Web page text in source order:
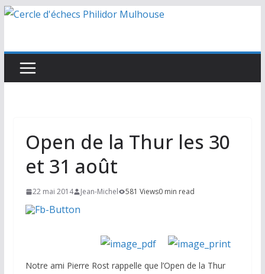
Passer
Open de la Thur les 30
et 31 août
22 mai 2014 Jean-Michel 581 Views0 min read
Notre ami Pierre Rost rappelle que l’Open de la Thur